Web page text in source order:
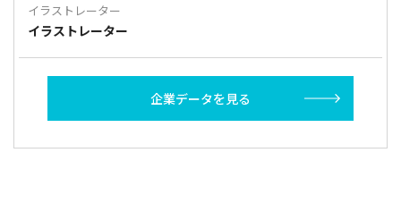
イラストレーター
イラストレーター
企業データを見る